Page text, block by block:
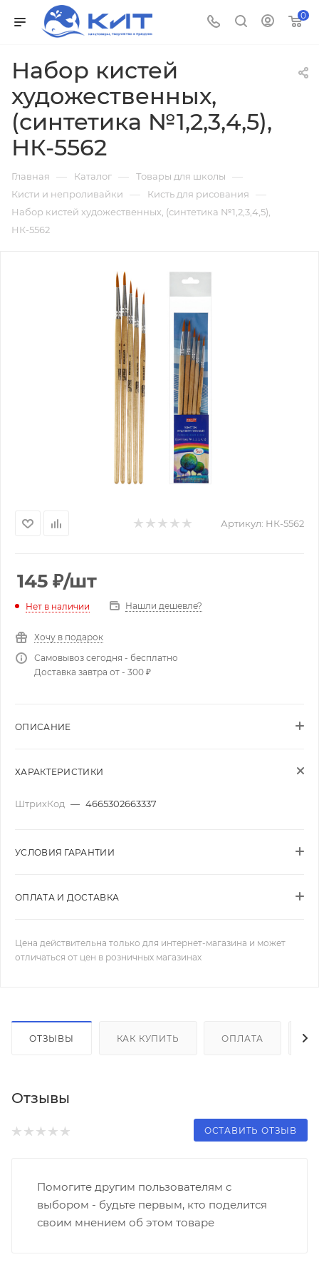
0
Набор кистей
художественных,
(синтетика №1,2,3,4,5),
НК-5562
Главная — Каталог — Товары для школы —
Кисти и непроливайки — Кисть для рисования —
Набор кистей художественных, (синтетика №1,2,3,4,5),
НК-5562
Артикул: НК-5562
145 ₽/шт
Нет в наличии Нашли дешевле?
Хочу в подарок
Самовывоз сегодня - бесплатно
Доставка завтра от - 300 ₽
ОПИСАНИЕ
ХАРАКТЕРИСТИКИ
ШтрихКод — 4665302663337
УСЛОВИЯ ГАРАНТИИ
ОПЛАТА И ДОСТАВКА
Цена действительна только для интернет-магазина и может
отличаться от цен в розничных магазинах
ОТЗЫВЫ КАК КУПИТЬ ОПЛАТА
Отзывы
ОСТАВИТЬ ОТЗЫВ
Помогите другим пользователям с
выбором - будьте первым, кто поделится
своим мнением об этом товаре